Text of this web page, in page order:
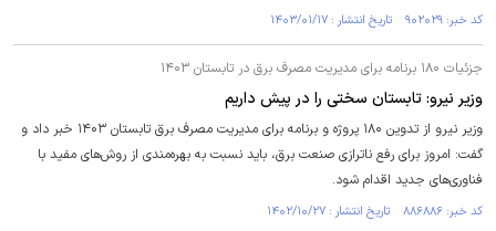
کد خبر: ۹۰۲۰۲۹ تاریخ انتشار : ۱۴۰۳/۰۱/۱۷
جزئیات ۱۸۰ برنامه برای مدیریت مصرف برق در تابستان ۱۴۰۳
وزیر نیرو: تابستان سختی را در پیش داریم
وزیر نیرو از تدوین ۱۸۰ پروژه و برنامه برای مدیریت مصرف برق تابستان ۱۴۰۳ خبر داد و
گفت: امروز برای رفع ناترازی صنعت برق، باید نسبت به بهره‌مندی از روش‌های مفید با
فناوری‌های جدید اقدام شود.
کد خبر: ۸۸۶۸۸۶ تاریخ انتشار : ۱۴۰۲/۱۰/۲۷